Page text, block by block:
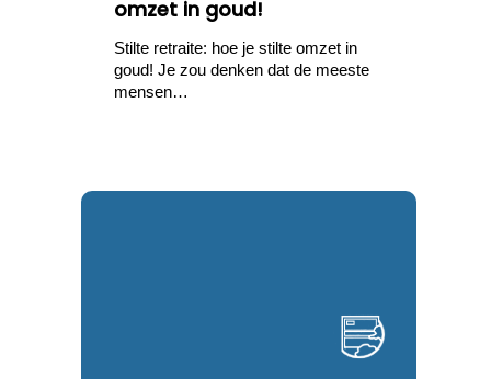
omzet in goud!
Stilte retraite: hoe je stilte omzet in
goud! Je zou denken dat de meeste
mensen…